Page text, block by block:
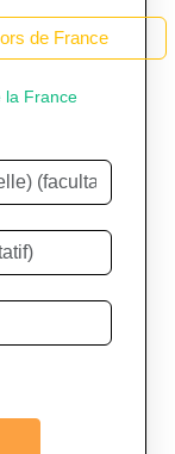
Hors de France
la France